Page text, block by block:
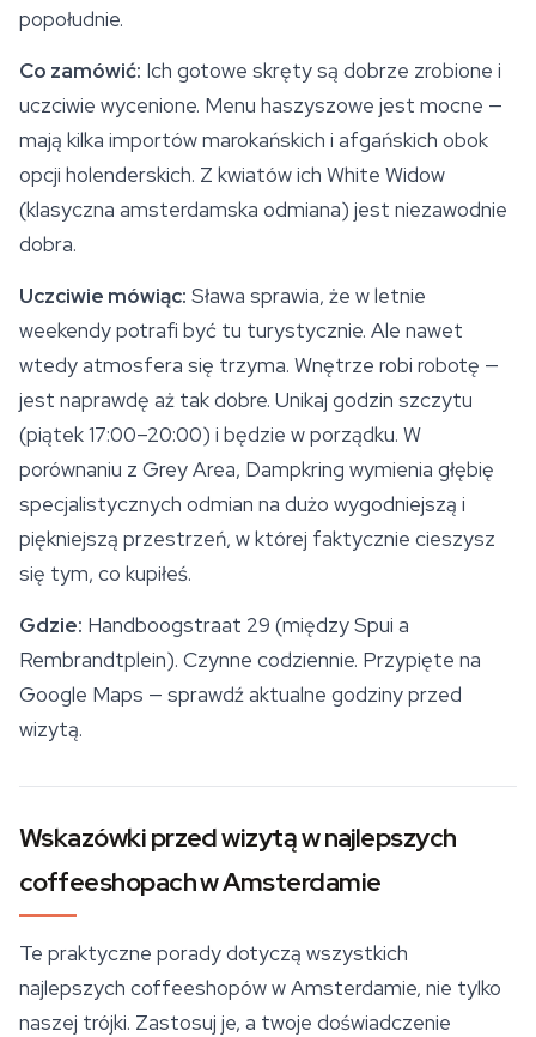
popołudnie.
Co zamówić: Ich gotowe skręty są dobrze zrobione i
uczciwie wycenione. Menu haszyszowe jest mocne —
mają kilka importów marokańskich i afgańskich obok
opcji holenderskich. Z kwiatów ich White Widow
(klasyczna amsterdamska odmiana) jest niezawodnie
dobra.
Uczciwie mówiąc: Sława sprawia, że w letnie
weekendy potrafi być tu turystycznie. Ale nawet
wtedy atmosfera się trzyma. Wnętrze robi robotę —
jest naprawdę aż tak dobre. Unikaj godzin szczytu
(piątek 17:00–20:00) i będzie w porządku. W
porównaniu z Grey Area, Dampkring wymienia głębię
specjalistycznych odmian na dużo wygodniejszą i
piękniejszą przestrzeń, w której faktycznie cieszysz
się tym, co kupiłeś.
Gdzie: Handboogstraat 29 (między Spui a
Rembrandtplein). Czynne codziennie. Przypięte na
Google Maps — sprawdź aktualne godziny przed
wizytą.
Wskazówki przed wizytą w najlepszych
coffeeshopach w Amsterdamie
Te praktyczne porady dotyczą wszystkich
najlepszych coffeeshopów w Amsterdamie, nie tylko
naszej trójki. Zastosuj je, a twoje doświadczenie